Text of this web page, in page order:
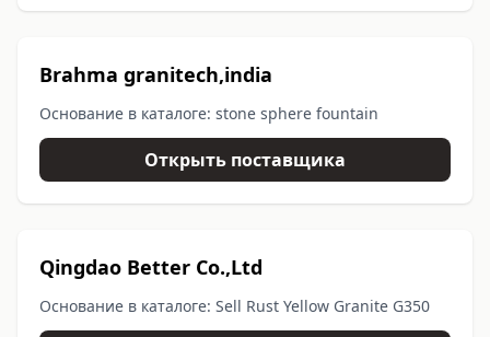
Brahma granitech,india
Основание в каталоге: stone sphere fountain
Открыть поставщика
Qingdao Better Co.,Ltd
Основание в каталоге: Sell Rust Yellow Granite G350